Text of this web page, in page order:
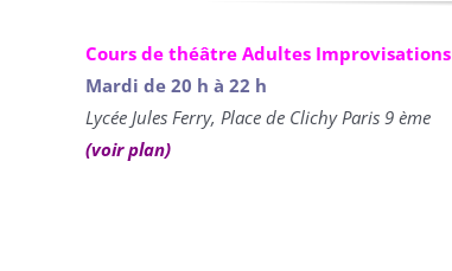
Cours de théâtre Adultes Improvisations
Mardi de 20 h à 22 h
Lycée Jules Ferry, Place de Clichy Paris 9 ème
(voir plan)